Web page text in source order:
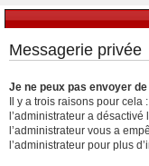
Messagerie privée
Je ne peux pas envoyer
Il y a trois raisons pour cela
l’administrateur a désactivé
l’administrateur vous a
l’administrateur pour plus